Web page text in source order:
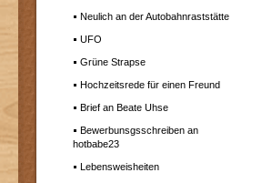
Neulich an der Autobahnraststätte
UFO
Grüne Strapse
Hochzeitsrede für einen Freund
Brief an Beate Uhse
Bewerbunsgsschreiben an
hotbabe23
Lebensweisheiten